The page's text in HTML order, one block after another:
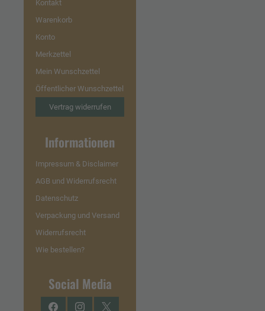
Kontakt
Warenkorb
Konto
Merkzettel
Mein Wunschzettel
Öffentlicher Wunschzettel
Vertrag widerrufen
Informationen
Impressum & Disclaimer
AGB und Widerrufsrecht
Datenschutz
Verpackung und Versand
Widerrufsrecht
Wie bestellen?
Social Media
FacebookInstagramTwitter